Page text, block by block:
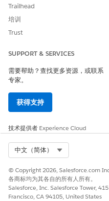
Trailhead
培训
Trust
SUPPORT & SERVICES
需要帮助？查找更多资源，或联系
专家。
获得支持
技术提供者 Experience Cloud
中文（简体）
© Copyright 2026, Salesforce.com
各商标均为其各自的所有人所有。
Salesforce, Inc. Salesforce Tower,
Francisco, CA 94105, United States